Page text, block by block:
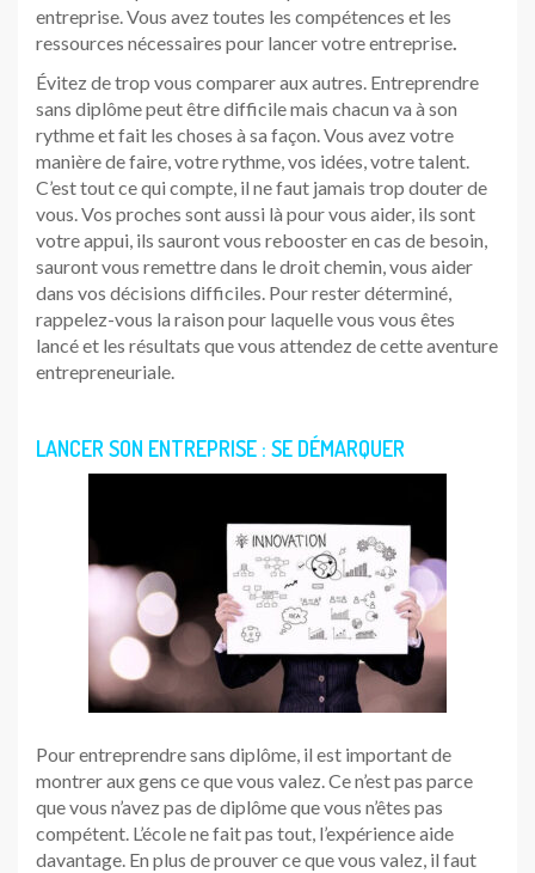
entreprise. Vous avez toutes les compétences et les
ressources nécessaires pour lancer votre entreprise.
Évitez de trop vous comparer aux autres. Entreprendre
sans diplôme peut être difficile mais chacun va à son
rythme et fait les choses à sa façon. Vous avez votre
manière de faire, votre rythme, vos idées, votre talent.
C’est tout ce qui compte, il ne faut jamais trop douter de
vous. Vos proches sont aussi là pour vous aider, ils sont
votre appui, ils sauront vous rebooster en cas de besoin,
sauront vous remettre dans le droit chemin, vous aider
dans vos décisions difficiles. Pour rester déterminé,
rappelez-vous la raison pour laquelle vous vous êtes
lancé et les résultats que vous attendez de cette aventure
entrepreneuriale.
LANCER SON ENTREPRISE : SE DÉMARQUER
Pour entreprendre sans diplôme, il est important de
montrer aux gens ce que vous valez. Ce n’est pas parce
que vous n’avez pas de diplôme que vous n’êtes pas
compétent. L’école ne fait pas tout, l’expérience aide
davantage. En plus de prouver ce que vous valez, il faut